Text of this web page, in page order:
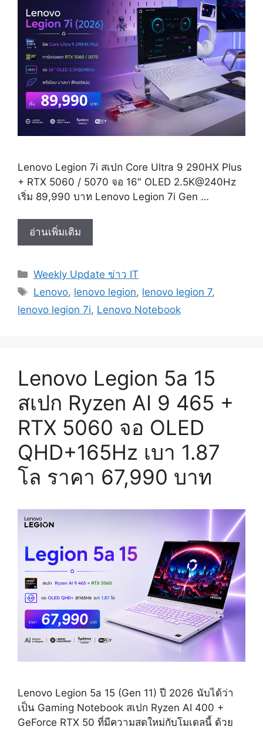
Lenovo Legion 7i สเปก Core Ultra 9 290HX Plus
+ RTX 5060 / 5070 จอ 16″ OLED 2.5K@240Hz
เริ่ม 89,990 บาท Lenovo Legion 7i Gen …
อ่านเพิ่มเติม
Legion
สเปก
Core
Ultra
RTX
/
5070
จอ
16″
OLED
2.5K@240Hz
89,990
Categories
Weekly Update ข่าว IT
Tags
Lenovo, lenovo legion, lenovo legion 7,
lenovo legion 7i, Lenovo Notebook
Lenovo Legion 5a 15
สเปก Ryzen AI 9 465 +
RTX 5060 จอ OLED
QHD+165Hz เบา 1.87
โล ราคา 67,990 บาท
Lenovo Legion 5a 15 (Gen 11) ปี 2026 นับได้ว่า
เป็น Gaming Notebook สเปก Ryzen AI 400 +
GeForce RTX 50 ที่มีความสดใหม่กับโมเดลนี้ ด้วย